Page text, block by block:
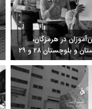
در هرمزگان،
بوشهر، خوزستان و سیستان و بلوچستان ۲۸ و ۲۹
سایر استان‌ها در موعد مقرر